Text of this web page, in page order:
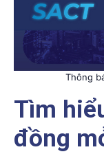
Thông
Tìm
đồng